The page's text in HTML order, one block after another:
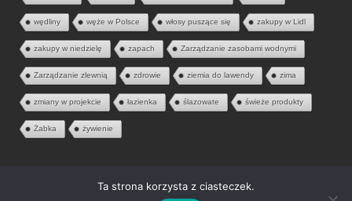
wędliny węże w Polsce włosy puszące się zakupy w Lidl
zakupy w niedzielę zapach Zarządzanie zasobami wodnymi
Zarządzanie zlewnią zdrowie ziemia do lawendy zima
zmiany w projekcie łazienka ślazowate świeże produkty
Żabka żywienie
Ta strona korzysta z ciasteczek.